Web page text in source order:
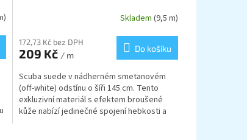
Skladem (9,5 m)
172,73 Kč bez DPH
209 Kč / m
Do košíku
Scuba suede v nádherném smetanovém
(off-white) odstínu o šíři 145 cm. Tento
exkluzivní materiál s efektem broušené
kůže nabízí jedinečné spojení hebkosti a